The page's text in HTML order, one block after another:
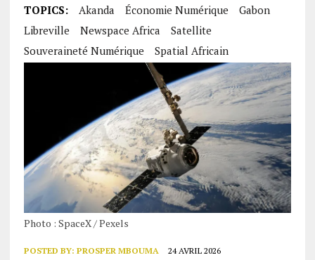
TOPICS: Akanda Économie Numérique
Gabon
Libreville
Newspace Africa
Satellite
Souveraineté Numérique
Spatial Africain
Photo : SpaceX / Pexels
POSTED BY: PROSPER MBOUMA 24 AVRIL 2026